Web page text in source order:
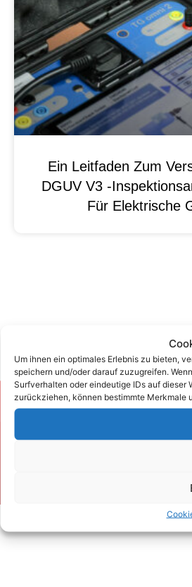
Um ihnen ein optimales Erlebnis zu bieten,
speichern und/oder darauf zuzugreifen.
Surfverhalten oder eindeutige IDs auf dieser
zurückziehen, können bestimmte Merkmale
Ein Leitfaden Zum
DGUV V3 -
Für Elektrische
Zum